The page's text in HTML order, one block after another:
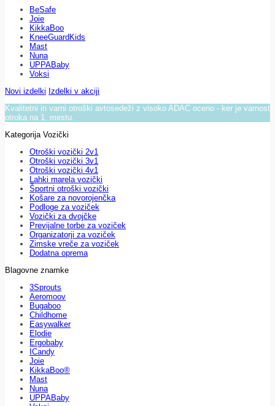
BeSafe
Joie
KikkaBoo
KneeGuardKids
Mast
Nuna
UPPABaby
Voksi
Novi izdelki Izdelki v akciji
Kvalitetni in varni otroški avtosedeži z visoko ADAC oceno - ker je varnost
otroka na 1. mestu.
Kategorija Vozički
Otroški vozički 2v1
Otroški vozički 3v1
Otroški vozički 4v1
Lahki marela vozički
Športni otroški vozički
Košare za novorojenčka
Podloge za voziček
Vozički za dvojčke
Previjalne torbe za voziček
Organizatorji za voziček
Zimske vreče za voziček
Dodatna oprema
Blagovne znamke
3Sprouts
Aeromoov
Bugaboo
Childhome
Easywalker
Elodie
Ergobaby
ICandy
Joie
KikkaBoo®
Mast
Nuna
UPPABaby